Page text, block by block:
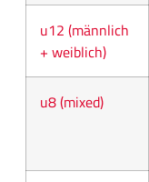
u12 (männlich
+ weiblich)
u8 (mixed)